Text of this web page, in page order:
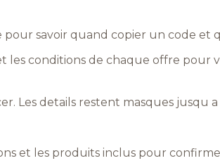
pour savoir quand copier un code
les conditions de chaque offre pour
Les details restent masques jusqu
et les produits inclus pour